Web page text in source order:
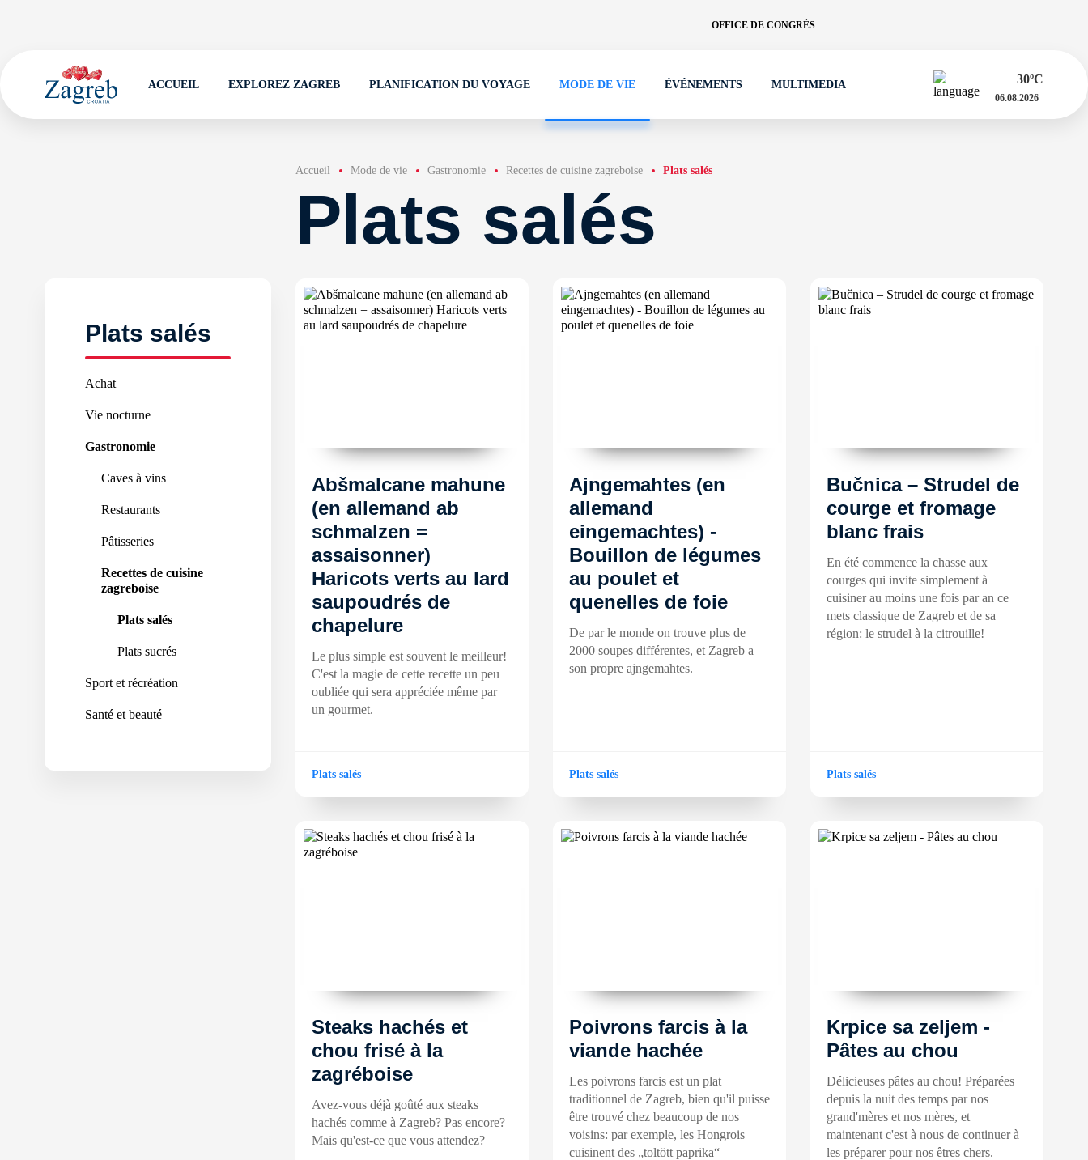
OFFICE DE CONGRÈS
ACCUEIL EXPLOREZ ZAGREB PLANIFICATION DU VOYAGE MODE DE VIE ÉVÉNEMENTS MULTIMEDIA 30ºC
06.08.2026
Accueil Mode de vie Gastronomie Recettes de cuisine zagreboise Plats salés
Plats salés
Plats salés
Achat
Vie nocturne
Gastronomie
Caves à vins
Restaurants
Pâtisseries
Recettes de cuisine
zagreboise
Plats salés
Plats sucrés
Sport et récréation
Santé et beauté
Abšmalcane mahune
(en allemand ab
schmalzen =
assaisonner)
Haricots verts au lard
saupoudrés de
chapelure
Le plus simple est souvent le meilleur!
C'est la magie de cette recette un peu
oubliée qui sera appréciée même par
un gourmet.
Plats salés
Ajngemahtes (en
allemand
eingemachtes) -
Bouillon de légumes
au poulet et
quenelles de foie
De par le monde on trouve plus de
2000 soupes différentes, et Zagreb a
son propre ajngemahtes.
Plats salés
Bučnica – Strudel de
courge et fromage
blanc frais
En été commence la chasse aux
courges qui invite simplement à
cuisiner au moins une fois par an ce
mets classique de Zagreb et de sa
région: le strudel à la citrouille!
Plats salés
Steaks hachés et
chou frisé à la
zagréboise
Avez-vous déjà goûté aux steaks
hachés comme à Zagreb? Pas encore?
Mais qu'est-ce que vous attendez?
Poivrons farcis à la
viande hachée
Les poivrons farcis est un plat
traditionnel de Zagreb, bien qu'il puisse
être trouvé chez beaucoup de nos
voisins: par exemple, les Hongrois
cuisinent des „toltött paprika“
Krpice sa zeljem -
Pâtes au chou
Délicieuses pâtes au chou! Préparées
depuis la nuit des temps par nos
grand'mères et nos mères, et
maintenant c'est à nous de continuer à
les préparer pour nos êtres chers.